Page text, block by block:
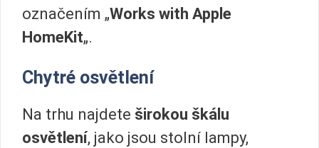
označením „Works with Apple
HomeKit„.
Chytré osvětlení
Na trhu najdete širokou škálu
osvětlení, jako jsou stolní lampy,